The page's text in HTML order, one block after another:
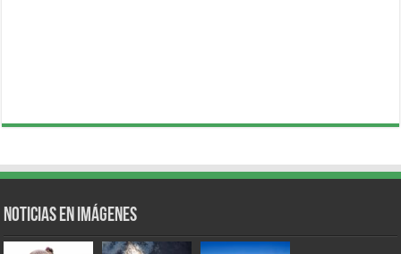
Noticias en Imágenes